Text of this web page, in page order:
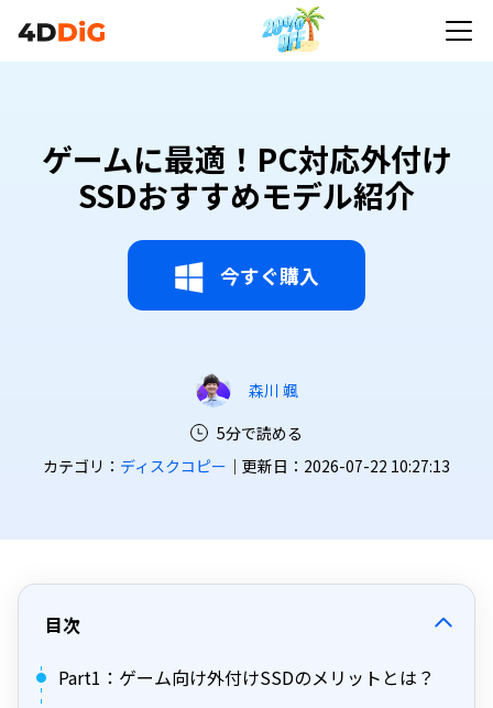
ゲームに最適！PC対応外付け
SSDおすすめモデル紹介
今すぐ購入
森川 颯
5分で読める
カテゴリ： ディスクコピー ｜更新日：2026-07-22 10:27:13
目次
Part1：ゲーム向け外付けSSDのメリットとは？